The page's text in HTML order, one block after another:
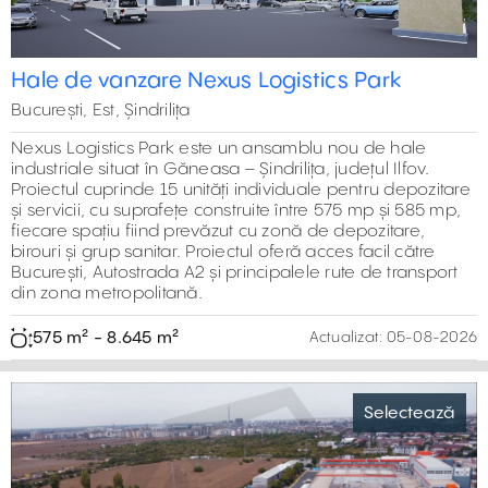
15,000 m²
Beneficiază de acces rapid la DNCB Est, autostrada A2 și
noul inel A0 Est, oferind conexiuni excelente către
principalele zone ale Capitalei
2.800 m² - 2.800 m²
Selectează
Previous
Închiriere spatiu industrial modern în
București Sud – Lion's Head Logistic Project
București, Sud,Șoseaua Olteniței 226, Popești-Leordeni
Spații de depozitare sau producție de închiriat într-un
proiect logistic modern, amplasat în partea de sud a
Bucureștiului, la doar 2 km de A0 și 1,6 km de centura
DNCB.
2.000 m² - 20.000 m² Actualizat:05-08-2026
Selectează
Previous Next
Hală de închiriat Conti Măgurele
București, Sud,Soseaua de Centura nr.62C, Măgurele